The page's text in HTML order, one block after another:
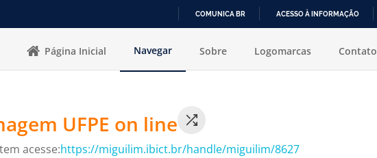
COMUNICA BR ACESSO À INFORMAÇÃO
Página Inicial
Navegar Sobre Logomarcas Contato
UFPE on line
acesse:https://miguilim.ibict.br/handle/miguilim/8627